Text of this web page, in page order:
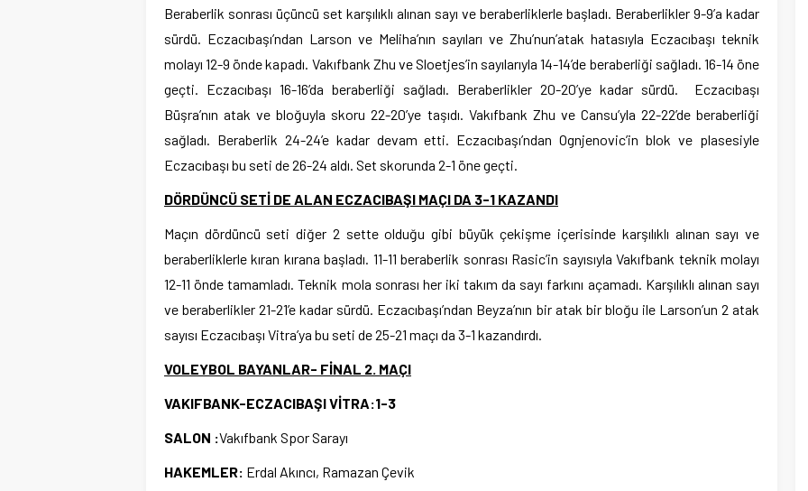
Beraberlik sonrası üçüncü set karşılıklı alınan sayı ve beraberliklerle başladı. Beraberlikler 9-9’a kadar
sürdü. Eczacıbaşı’ndan Larson ve Meliha’nın sayıları ve Zhu’nun’atak hatasıyla Eczacıbaşı teknik
molayı 12-9 önde kapadı. Vakıfbank Zhu ve Sloetjes’in sayılarıyla 14-14’de beraberliği sağladı. 16-14 öne
geçti. Eczacıbaşı 16-16’da beraberliği sağladı. Beraberlikler 20-20’ye kadar sürdü. Eczacıbaşı
Büşra’nın atak ve bloğuyla skoru 22-20’ye taşıdı. Vakıfbank Zhu ve Cansu’yla 22-22’de beraberliği
sağladı. Beraberlik 24-24’e kadar devam etti. Eczacıbaşı’ndan Ognjenovic’in blok ve plasesiyle
Eczacıbaşı bu seti de 26-24 aldı. Set skorunda 2-1 öne geçti.
DÖRDÜNCÜ SETİ DE ALAN ECZACIBAŞI MAÇI DA 3-1 KAZANDI
Maçın dördüncü seti diğer 2 sette olduğu gibi büyük çekişme içerisinde karşılıklı alınan sayı ve
beraberliklerle kıran kırana başladı. 11-11 beraberlik sonrası Rasic’in sayısıyla Vakıfbank teknik molayı
12-11 önde tamamladı. Teknik mola sonrası her iki takım da sayı farkını açamadı. Karşılıklı alınan sayı
ve beraberlikler 21-21’e kadar sürdü. Eczacıbaşı’ndan Beyza’nın bir atak bir bloğu ile Larson’un 2 atak
sayısı Eczacıbaşı Vitra’ya bu seti de 25-21 maçı da 3-1 kazandırdı.
VOLEYBOL BAYANLAR- FİNAL 2. MAÇI
VAKIFBANK-ECZACIBAŞI VİTRA:1-3
SALON :Vakıfbank Spor Sarayı
HAKEMLER: Erdal Akıncı, Ramazan Çevik